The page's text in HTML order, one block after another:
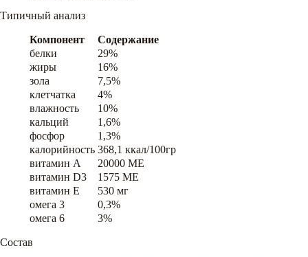
Типичный анализ
Компонент
Содержание
белки
29%
жиры
16%
зола
7,5%
клетчатка
4%
влажность
10%
кальций
1,6%
фосфор
1,3%
калорийность 368,1 ккал/100гр
витамин A
20000 ME
витамин D3
1575 ME
витамин E
530 мг
омега 3
0,3%
омега 6
3%
Состав